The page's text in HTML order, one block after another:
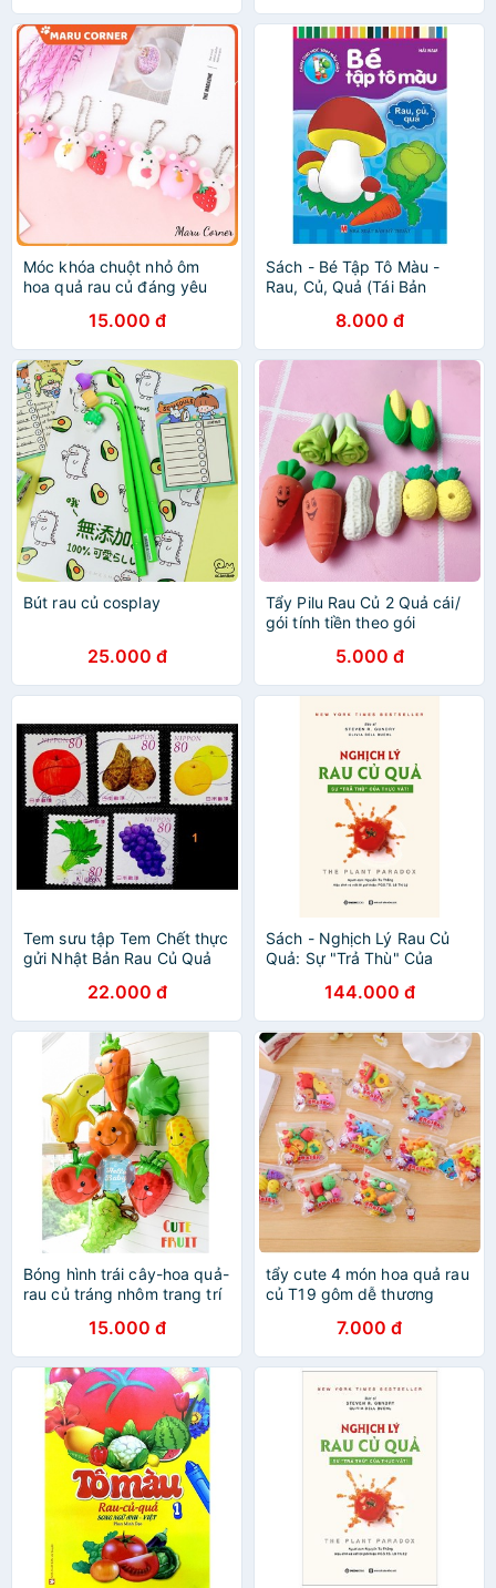
Móc khóa chuột nhỏ ôm
hoa quả rau củ đáng yêu
15.000 đ
Sách - Bé Tập Tô Màu -
Rau, Củ, Quả (Tái Bản
8.000 đ
Bút rau củ cosplay
25.000 đ
Tẩy Pilu Rau Củ 2 Quả cái/
gói tính tiền theo gói
5.000 đ
Tem sưu tập Tem Chết thực
gửi Nhật Bản Rau Củ Quả
22.000 đ
Sách - Nghịch Lý Rau Củ
Quả: Sự "Trả Thù" Của
144.000 đ
Bóng hình trái cây-hoa quả-
rau củ tráng nhôm trang trí
15.000 đ
tẩy cute 4 món hoa quả rau
củ T19 gôm dễ thương
7.000 đ